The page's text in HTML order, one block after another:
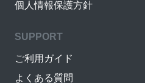
個人情報保護方針
SUPPORT
ご利用ガイド
よくある質問